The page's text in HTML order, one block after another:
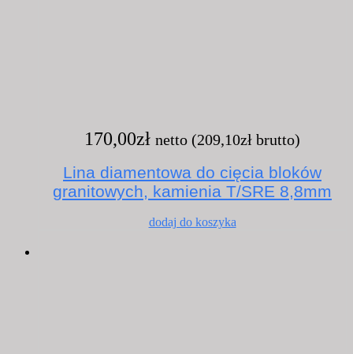
170,00zł netto (209,10zł brutto)
Lina diamentowa do cięcia bloków
granitowych, kamienia T/SRE 8,8mm
dodaj do koszyka